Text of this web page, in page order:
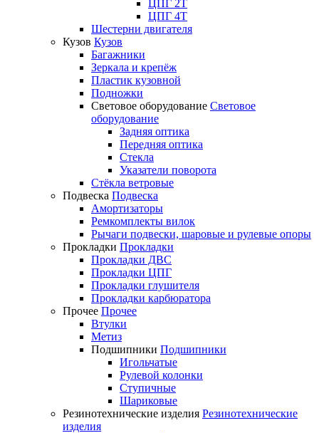
ЦПГ 2T
ЦПГ 4T
Шестерни двигателя
Кузов Кузов
Багажники
Зеркала и крепёж
Пластик кузовной
Подножки
Световое оборудование Световое
оборудование
Задняя оптика
Передняя оптика
Стекла
Указатели поворота
Стёкла ветровые
Подвеска Подвеска
Амортизаторы
Ремкомплекты вилок
Рычаги подвески, шаровые и рулевые опоры
Прокладки Прокладки
Прокладки ДВС
Прокладки ЦПГ
Прокладки глушителя
Прокладки карбюратора
Прочее Прочее
Втулки
Метиз
Подшипники Подшипники
Игольчатые
Рулевой колонки
Ступичные
Шариковые
Резинотехнические изделия Резинотехнические
изделия